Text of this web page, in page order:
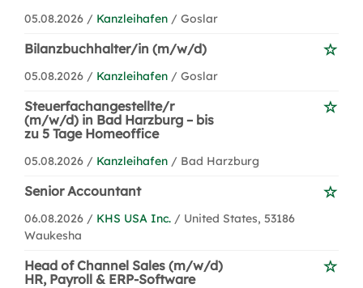
05.08.2026 / Kanzleihafen / Goslar
Bilanzbuchhalter/in (m/w/d)
05.08.2026 / Kanzleihafen / Goslar
Steuerfachangestellte/r
(m/w/d) in Bad Harzburg – bis
zu 5 Tage Homeoffice
05.08.2026 / Kanzleihafen / Bad Harzburg
Senior Accountant
06.08.2026 / KHS USA Inc. / United States, 53186
Waukesha
Head of Channel Sales (m/w/d)
HR, Payroll & ERP-Software